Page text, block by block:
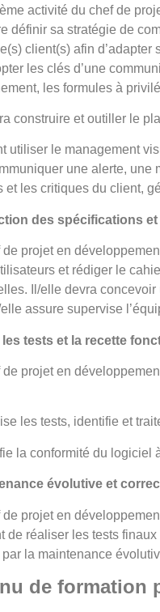
activité du chef de
définir sa stratégie de
client(s) afin
les clés d’une
les formules à
construire et outiller le
utiliser le management
une alerte,
et les critiques du client,
des spécifications
de projet en
et rédiger le
Il/elle devra
assure supervise
les tests et la recette
de projet en
les tests, identifie et
la conformité du
évolutive et
de projet en
de réaliser les tests
la maintenance
de formation